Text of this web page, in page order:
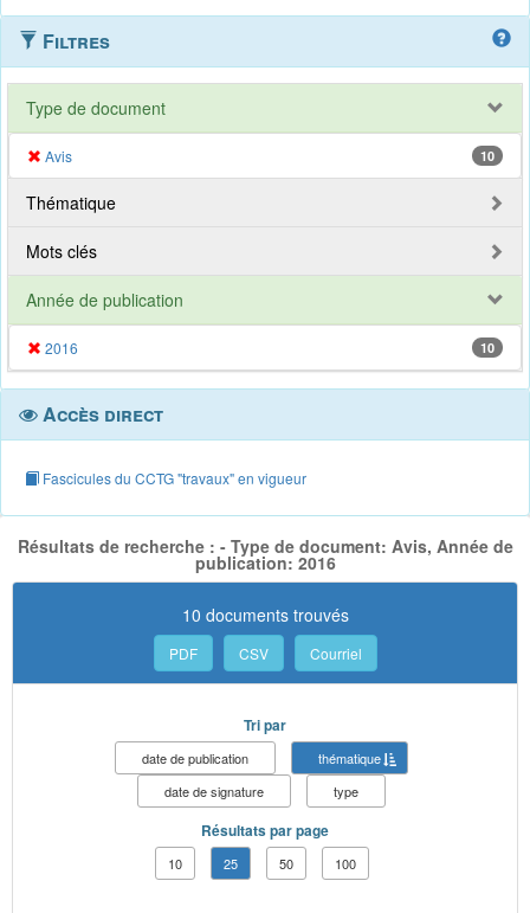
Filtres
Type de document
Avis 10
Thématique
Mots clés
Année de publication
2016 10
Accès direct
Fascicules du CCTG "travaux" en vigueur
Résultats de recherche : - Type de document: Avis, Année de
publication: 2016
10 documents trouvés
PDF CSV Courriel
Tri par
date de publication
thématique
date de signature
type
Résultats par page
10 25 50 100